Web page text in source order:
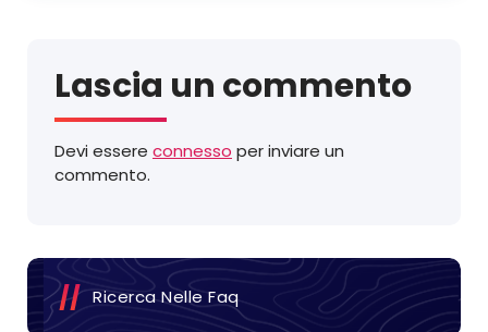
Lascia un commento
Devi essere connesso per inviare un
commento.
Ricerca Nelle Faq